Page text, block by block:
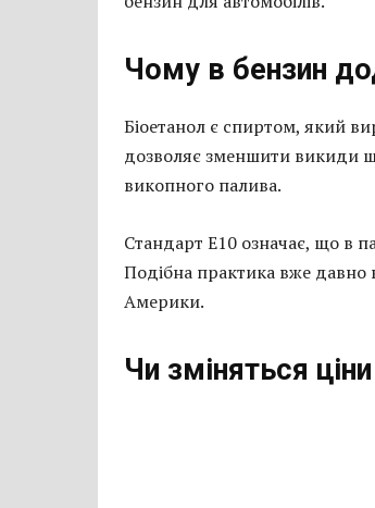
Чому в бензин
Біоетанол є спиртом, який
дозволяє зменшити викиди
викопного палива.
Стандарт Е10 означає, що в
Подібна практика вже давно
Америки.
Чи зміняться